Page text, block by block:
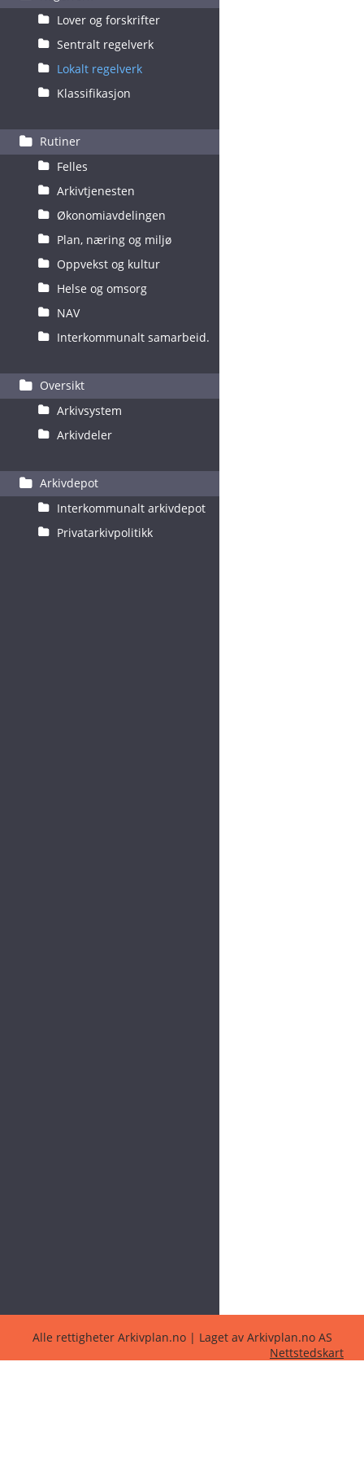
Lover og forskrifter
Sentralt regelverk
Lokalt regelverk
Klassifikasjon
Rutiner
Felles
Arkivtjenesten
Økonomiavdelingen
Plan, næring og miljø
Oppvekst og kultur
Helse og omsorg
NAV
Interkommunalt samarbeid.
Oversikt
Arkivsystem
Arkivdeler
Arkivdepot
Interkommunalt arkivdepot
Privatarkivpolitikk
Alle rettigheter Arkivplan.no | Laget av Arkivplan.no AS
Nettstedskart